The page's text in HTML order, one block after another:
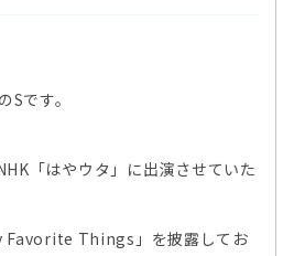
Sです。
「はやウタ」に出演させていた
Favorite Things」を披露してお